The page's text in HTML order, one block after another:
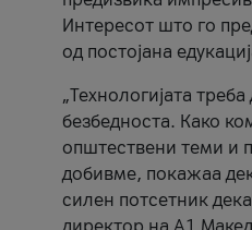
Интересот што го
од постојана
„Технологијата
безбедноста. Како
општествени теми и
добивме, покажаа
силен потсетник